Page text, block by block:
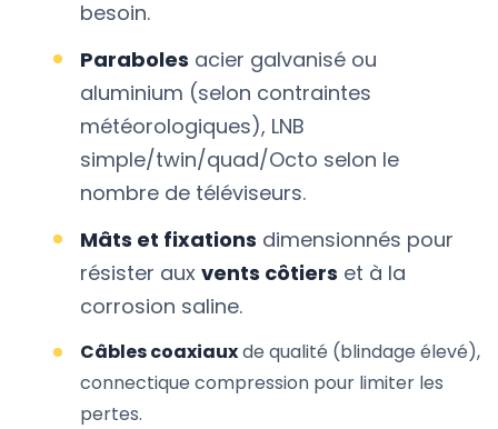
besoin.
Paraboles acier galvanisé ou
aluminium (selon contraintes
météorologiques), LNB
simple/twin/quad/Octo selon le
nombre de téléviseurs.
Mâts et fixations dimensionnés pour
résister aux vents côtiers et à la
corrosion saline.
Câbles coaxiauxde qualité (blindage élevé),
connectique compression pour limiter les
pertes.